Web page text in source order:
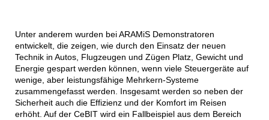
Unter anderem wurden bei ARAMiS Demonstratoren
entwickelt, die zeigen, wie durch den Einsatz der neuen
Technik in Autos, Flugzeugen und Zügen Platz, Gewicht und
Energie gespart werden können, wenn viele Steuergeräte auf
wenige, aber leistungsfähige Mehrkern-Systeme
zusammengefasst werden. Insgesamt werden so neben der
Sicherheit auch die Effizienz und der Komfort im Reisen
erhöht. Auf der CeBIT wird ein Fallbeispiel aus dem Bereich